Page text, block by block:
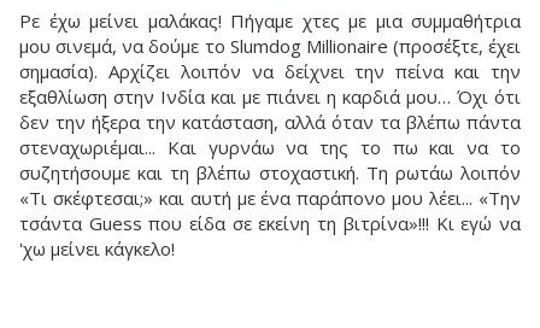
Ρε έχω μείνει μαλάκας! Πήγαμε χτες με μια συμμαθήτρια
μου σινεμά, να δούμε το Slumdog Millionaire (προσέξτε, έχει
σημασία). Αρχίζει λοιπόν να δείχνει την πείνα και την
εξαθλίωση στην Ινδία και με πιάνει η καρδιά μου… Όχι ότι
δεν την ήξερα την κατάσταση, αλλά όταν τα βλέπω πάντα
στεναχωριέμαι... Και γυρνάω να της το πω και να το
συζητήσουμε και τη βλέπω στοχαστική. Τη ρωτάω λοιπόν
«Τι σκέφτεσαι;» και αυτή με ένα παράπονο μου λέει... «Την
τσάντα Guess που είδα σε εκείνη τη βιτρίνα»!!! Κι εγώ να
'χω μείνει κάγκελο!